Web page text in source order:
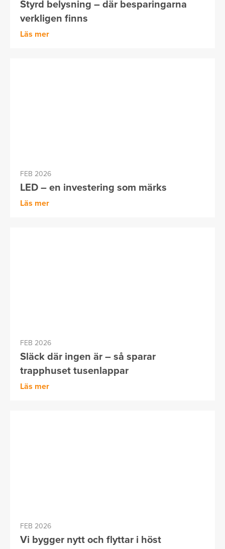
Styrd belysning – där besparingarna
verkligen finns
Läs mer
FEB 2026
LED – en investering som märks
Läs mer
FEB 2026
Släck där ingen är – så sparar
trapphuset tusenlappar
Läs mer
FEB 2026
Vi bygger nytt och flyttar i höst